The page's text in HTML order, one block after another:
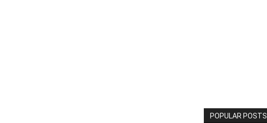
POPULAR POSTS